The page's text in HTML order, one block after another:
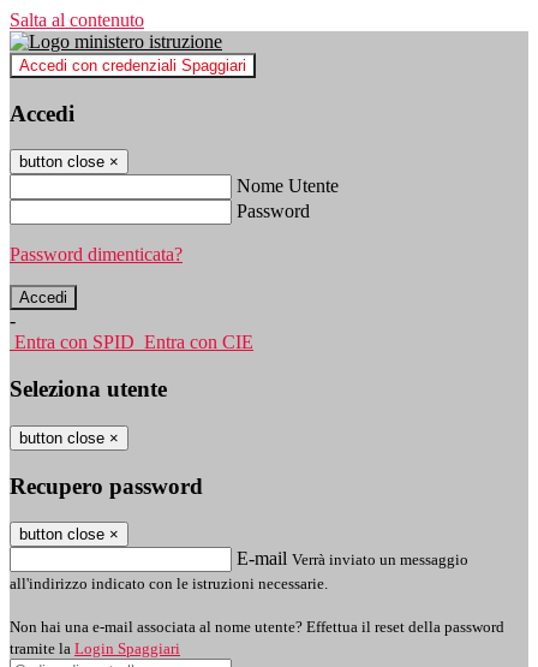
Salta al contenuto
Accedi con credenziali Spaggiari
Accedi
button close ×
Nome Utente
Password
Password dimenticata?
-
Entra con SPID Entra con CIE
Seleziona utente
button close ×
Recupero password
button close ×
E-mail Verrà inviato un messaggio
all'indirizzo indicato con le istruzioni necessarie.
Non hai una e-mail associata al nome utente? Effettua il reset della password
tramite la Login Spaggiari